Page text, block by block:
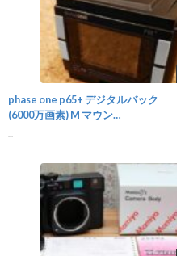
phase one p65+ デジタルバック
(6000万画素) M マウン